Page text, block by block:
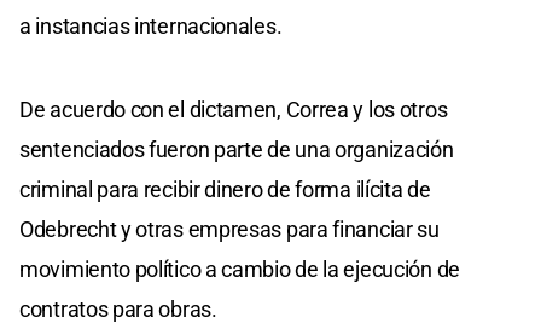
a instancias internacionales.
De acuerdo con el dictamen, Correa y los otros
sentenciados fueron parte de una organización
criminal para recibir dinero de forma ilícita de
Odebrecht y otras empresas para financiar su
movimiento político a cambio de la ejecución de
contratos para obras.